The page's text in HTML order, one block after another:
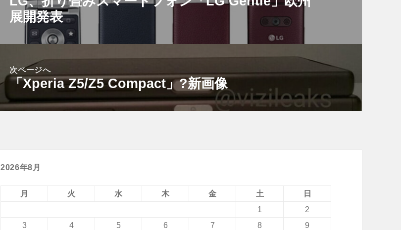
の
稿:
展開発表
次ページへ
次
の
投
「Xperia Z5/Z5 Compact」?新画像
2026年8月
月 火 水 木 金 土
日
1
2
3
4 5 6 7 8
9